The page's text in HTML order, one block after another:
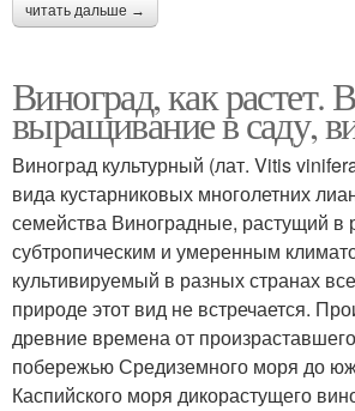
читать дальше →
Виноград, как растет.
выращивание в саду,
Виноград культурный (лат. Vitis
вида кустарниковых многолетних
семейства Виноградные, растущий в
субтропическим и умеренным
культивируемый в разных странах
природе этот вид не встречается.
древние времена от
побережью Средиземного моря до
Каспийского моря дикорастущего